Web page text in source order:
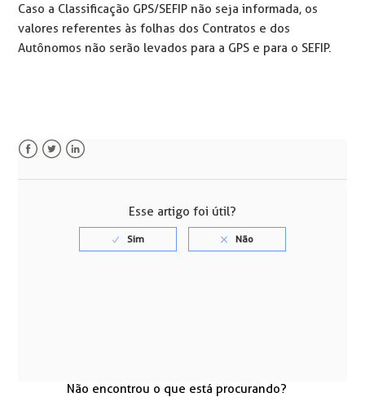
Caso a Classificação GPS/SEFIP não seja informada, os
valores referentes às folhas dos Contratos e dos
Autônomos não serão levados para a GPS e para o SEFIP.
Esse artigo foi útil?
Não encontrou o que está procurando?